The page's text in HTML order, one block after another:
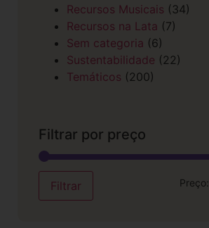
Recursos Musicais (34)
Recursos na Lata (7)
Sem categoria (6)
Sustentabilidade (22)
Temáticos (200)
Filtrar por preço
Filtrar Preço: